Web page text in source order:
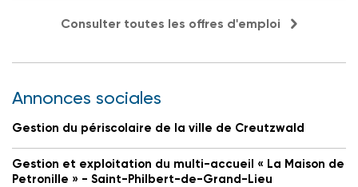
Consulter toutes les offres d'emploi
Annonces sociales
Gestion du périscolaire de la ville de Creutzwald
Gestion et exploitation du multi-accueil « La Maison de
Petronille » - Saint-Philbert-de-Grand-Lieu